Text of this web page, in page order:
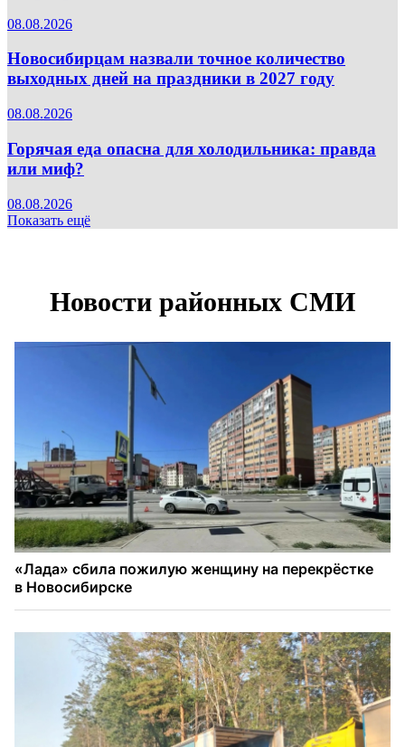
08.08.2026
Новосибирцам назвали точное количество
выходных дней на праздники в 2027 году
08.08.2026
Горячая еда опасна для холодильника: правда
или миф?
08.08.2026
Показать ещё